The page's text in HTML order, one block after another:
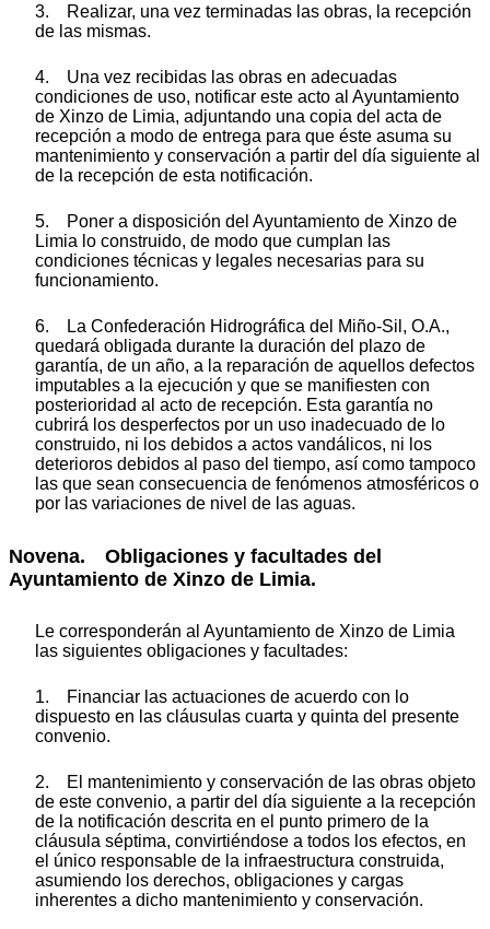
3. Realizar, una vez terminadas las obras, la recepción
de las mismas.
4. Una vez recibidas las obras en adecuadas
condiciones de uso, notificar este acto al Ayuntamiento
de Xinzo de Limia, adjuntando una copia del acta de
recepción a modo de entrega para que éste asuma su
mantenimiento y conservación a partir del día siguiente al
de la recepción de esta notificación.
5. Poner a disposición del Ayuntamiento de Xinzo de
Limia lo construido, de modo que cumplan las
condiciones técnicas y legales necesarias para su
funcionamiento.
6. La Confederación Hidrográfica del Miño-Sil, O.A.,
quedará obligada durante la duración del plazo de
garantía, de un año, a la reparación de aquellos defectos
imputables a la ejecución y que se manifiesten con
posterioridad al acto de recepción. Esta garantía no
cubrirá los desperfectos por un uso inadecuado de lo
construido, ni los debidos a actos vandálicos, ni los
deterioros debidos al paso del tiempo, así como tampoco
las que sean consecuencia de fenómenos atmosféricos o
por las variaciones de nivel de las aguas.
Novena. Obligaciones y facultades del
Ayuntamiento de Xinzo de Limia.
Le corresponderán al Ayuntamiento de Xinzo de Limia
las siguientes obligaciones y facultades:
1. Financiar las actuaciones de acuerdo con lo
dispuesto en las cláusulas cuarta y quinta del presente
convenio.
2. El mantenimiento y conservación de las obras objeto
de este convenio, a partir del día siguiente a la recepción
de la notificación descrita en el punto primero de la
cláusula séptima, convirtiéndose a todos los efectos, en
el único responsable de la infraestructura construida,
asumiendo los derechos, obligaciones y cargas
inherentes a dicho mantenimiento y conservación.